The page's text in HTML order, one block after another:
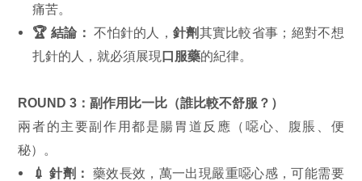
痛苦。
🏆 結論： 不怕針的人，針劑其實比較省事；絕對不想
扎針的人，就必須展現口服藥的紀律。
ROUND 3：副作用比一比（誰比較不舒服？）
兩者的主要副作用都是腸胃道反應（噁心、腹脹、便
秘）。
💉 針劑：
藥效長效，萬一出現嚴重噁心感，可能需要